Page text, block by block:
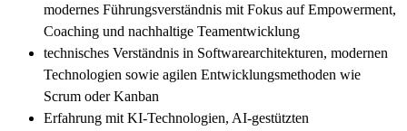
modernes Führungsverständnis mit Fokus auf Empowerment,
Coaching und nachhaltige Teamentwicklung
technisches Verständnis in Softwarearchitekturen, modernen
Technologien sowie agilen Entwicklungsmethoden wie
Scrum oder Kanban
Erfahrung mit KI-Technologien, AI-gestützten